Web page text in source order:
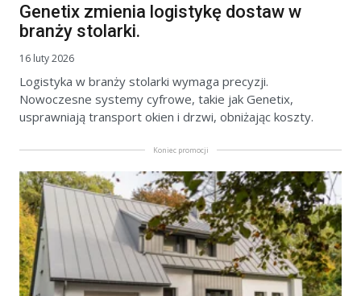
Genetix zmienia logistykę dostaw w
branży stolarki.
16 luty 2026
Logistyka w branży stolarki wymaga precyzji.
Nowoczesne systemy cyfrowe, takie jak Genetix,
usprawniają transport okien i drzwi, obniżając koszty.
Koniec promocji